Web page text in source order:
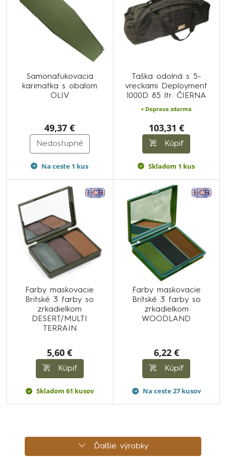
Samonafukovacia
karimatka s obalom
OLIV
49,37 €
Nedostupné
Na ceste 1 kus
Taška odolná s 5-
vreckami Deployment
1000D 85 ltr. ČIERNA
+ Doprava zdarma
103,31 €
Kúpiť
Skladom 1 kus
Farby maskovacie
Britské 3 farby so
zrkadielkom
DESERT/MULTI
TERRAIN
5,60 €
Kúpiť
Skladom 61 kusov
Farby maskovacie
Britské 3 farby so
zrkadielkom
WOODLAND
6,22 €
Kúpiť
Na ceste 27 kusov
Ďalšie výrobky